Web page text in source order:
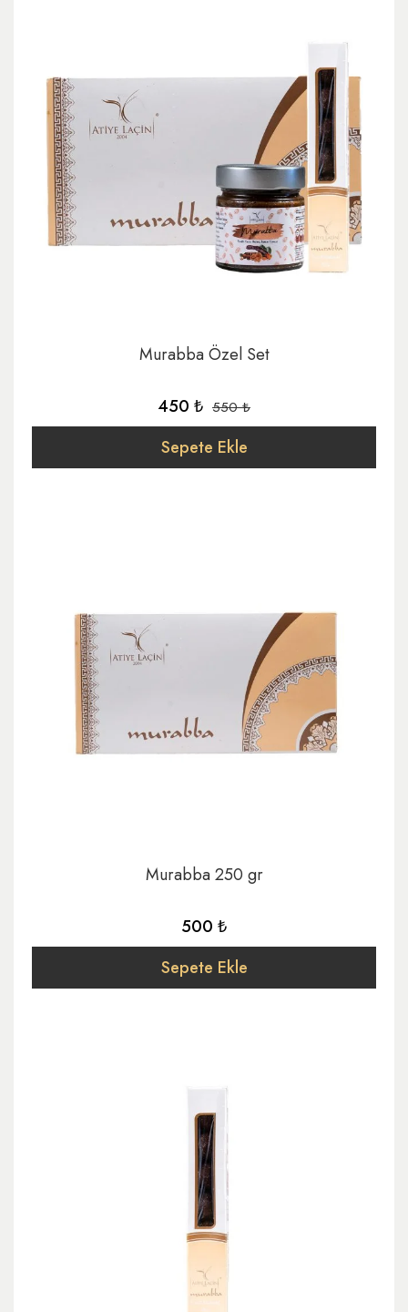
Murabba Özel Set
450 ₺ 550 ₺
Sepete Ekle
Murabba 250 gr
500 ₺
Sepete Ekle